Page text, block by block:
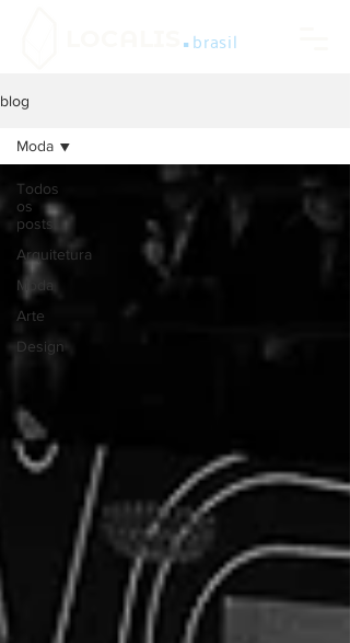
.brasil
blog
Todos
os
posts
Arquitetura
Moda
Arte
Design
Moda